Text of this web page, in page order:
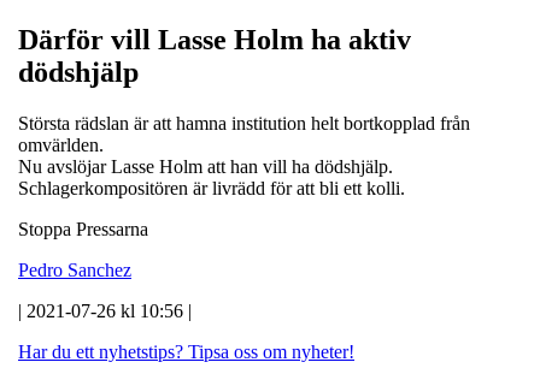
Därför vill Lasse Holm ha aktiv
dödshjälp
Största rädslan är att hamna institution helt bortkopplad från
omvärlden.
Nu avslöjar Lasse Holm att han vill ha dödshjälp.
Schlagerkompositören är livrädd för att bli ett kolli.
Stoppa Pressarna
Pedro Sanchez
| 2021-07-26 kl 10:56 |
Har du ett nyhetstips? Tipsa oss om nyheter!